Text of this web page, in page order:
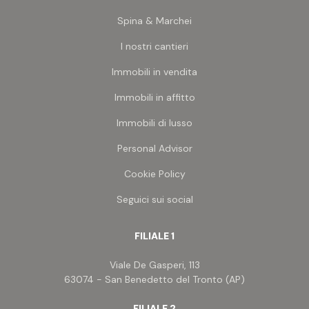
stabile o saltuaria per fine settimana, immersa
nella tranquillità e nel verde con ampio panorama.
Spina & Marchei
I nostri cantieri
Immobili in vendita
Immobili in affitto
Immobili di lusso
Personal Advisor
Cookie Policy
Seguici sui social
FILIALE 1
Viale De Gasperi, 113
63074 - San Benedetto del Tronto (AP)